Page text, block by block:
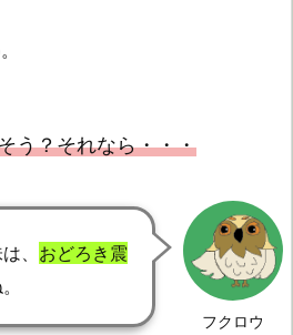
う？それなら・・・
フクロウ
、 おどろき震